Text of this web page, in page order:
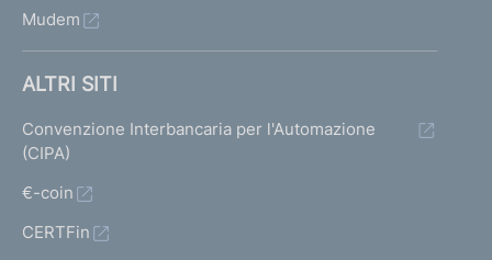
Mudem
ALTRI SITI
Convenzione Interbancaria per l'Automazione
(CIPA)
€-coin
CERTFin